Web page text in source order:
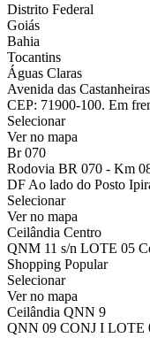
Distrito Federal
Goiás
Bahia
Tocantins
Águas Claras
Avenida das
CEP: 71900-100. Em
Selecionar
Ver no mapa
Br 070
Rodovia BR 070 - Km
DF Ao lado do Posto
Selecionar
Ver no mapa
Ceilândia Centro
QNM 11 s/n LOTE 05
Shopping Popular
Selecionar
Ver no mapa
Ceilândia QNN 9
QNN 09 CONJ I LOTE